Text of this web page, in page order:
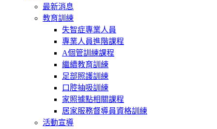
最新消息
教育訓練
失智症專業人員
專業人員進階課程
A個管訓練課程
繼續教育訓練
足部照護訓練
口腔抽吸訓練
家照據點相關課程
居家服務督導員資格訓練
活動宣導